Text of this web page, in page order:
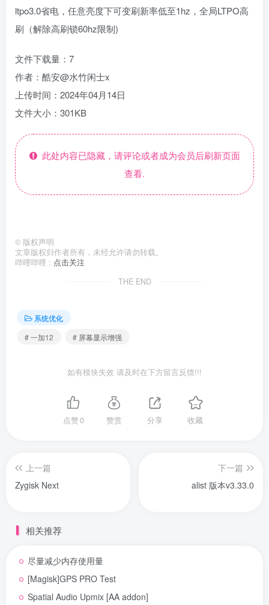
ltpo3.0省电，任意亮度下可变刷新率低至1hz，全局LTPO高
刷（解除高刷锁60hz限制)
文件下载量：7
作者：酷安@水竹闲士x
上传时间：2024年04月14日
文件大小：301KB
此处内容已隐藏，请评论或者成为会员后刷新页面
查看.
© 版权声明
文章版权归作者所有，未经允许请勿转载。
哔哩哔哩 : 点击关注
THE END
系统优化
# 一加12
# 屏幕显示增强
如有模块失效 请及时在下方留言反馈!!!
点赞0 赞赏 分享 收藏
上一篇
Zygisk Next
下一篇
alist 版本v3.33.0
相关推荐
尽量减少内存使用量
[Magisk]GPS PRO Test
Spatial Audio Upmix [AA addon]